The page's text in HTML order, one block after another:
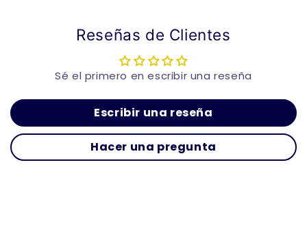
Reseñas de Clientes
Sé el primero en escribir una reseña
Escribir una reseña
Hacer una pregunta